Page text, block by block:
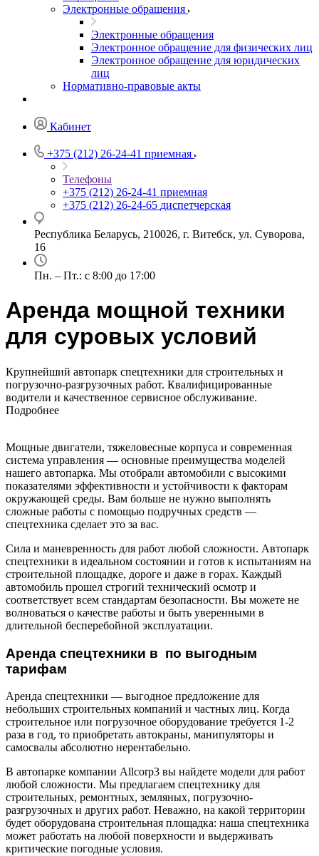
Электронные обращения
Электронные обращения
Электронное обращение для физических лиц
Электронное обращение для юридических
лиц
Нормативно-правовые акты
Кабинет
+375 (212) 26-24-41 приемная
Телефоны
+375 (212) 26-24-41 приемная
+375 (212) 26-24-65 диспетчерская
Республика Беларусь, 210026, г. Витебск, ул. Суворова,
16
Пн. – Пт.: с 8:00 до 17:00
Аренда мощной техники
для суровых условий
Крупнейший автопарк спецтехники для строительных и
погрузочно-разгрузочных работ. Квалифицированные
водители и качественное сервисное обслуживание.
Подробнее
Мощные двигатели, тяжеловесные корпуса и современная
система управления — основные преимущества моделей
нашего автопарка. Мы отобрали автомобили с высокими
показателями эффективности и устойчивости к факторам
окружающей среды. Вам больше не нужно выполнять
сложные работы с помощью подручных средств —
спецтехника сделает это за вас.
Сила и маневренность для работ любой сложности. Автопарк
спецтехники в идеальном состоянии и готов к испытаниям на
строительной площадке, дороге и даже в горах. Каждый
автомобиль прошел строгий технический осмотр и
соответствует всем стандартам безопасности. Вы можете не
волноваться о качестве работы и быть уверенными в
длительной бесперебойной эксплуатации.
Аренда спецтехники в по выгодным
тарифам
Аренда спецтехники — выгодное предложение для
небольших строительных компаний и частных лиц. Когда
строительное или погрузочное оборудование требуется 1-2
раза в год, то приобретать автокраны, манипуляторы и
самосвалы абсолютно нерентабельно.
В автопарке компании Allcorp3 вы найдете модели для работ
любой сложности. Мы предлагаем спецтехнику для
строительных, ремонтных, земляных, погрузочно-
разгрузочных и других работ. Неважно, на какой территории
будет оборудована строительная площадка: наша спецтехника
может работать на любой поверхности и выдерживать
критические погодные условия.